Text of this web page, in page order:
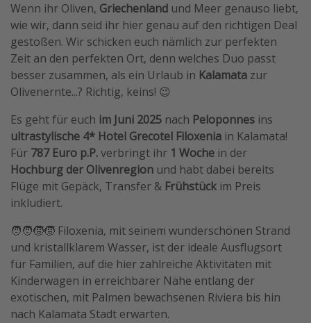
Familienurlaub in der Türkei
Rundreisen in Thailand
Bahnreisen in der Schweiz
Reisepassfreie Reiseziele
Travel Know How
Silvesterreisen
Last Minute Urlaub Mallorca
Last Minute Urlaub Deutschland
Wenn ihr Oliven, Griechenland und Meer genauso liebt,
wie wir, dann seid ihr hier genau auf den richtigen Deal
gestoßen. Wir schicken euch nämlich zur perfekten
Zeit an den perfekten Ort, denn welches Duo passt
besser zusammen, als ein Urlaub in Kalamata zur
Olivenernte...? Richtig, keins! 😉
Es geht für euch im Juni 2025 nach Peloponnes ins
ultrastylische 4* Hotel Grecotel Filoxenia in Kalamata!
Für 787 Euro p.P.verbringt ihr 1 Woche in der
Hochburg der Olivenregion und habt dabei bereits
Flüge mit Gepäck, Transfer & Frühstück im Preis
inkludiert.
🧑‍🧑‍🧒‍🧒 Filoxenia, mit seinem wunderschönen Strand
und kristallklarem Wasser, ist der ideale Ausflugsort
für Familien, auf die hier zahlreiche Aktivitäten mit
Kinderwagen in erreichbarer Nähe entlang der
exotischen, mit Palmen bewachsenen Riviera bis hin
nach Kalamata Stadt erwarten.